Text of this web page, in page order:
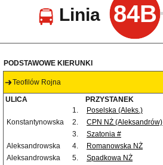
Linia 84B
PODSTAWOWE KIERUNKI
Teofilów Rojna
ULICA PRZYSTANEK
1.
Poselska (Aleks.)
Konstantynowska
2. CPN NŻ (Aleksandrów)
3.
Szatonia #
Aleksandrowska
4. Romanowska NŻ
Aleksandrowska
5. Spadkowa NŻ